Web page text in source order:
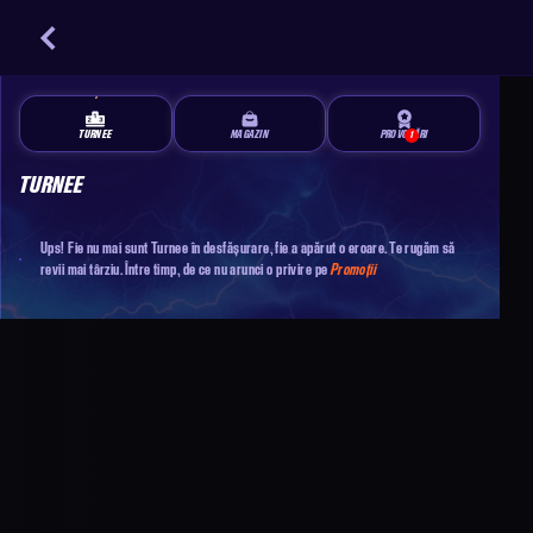
TURNEE MAGAZIN 1
PROVOCĂRI
TURNEE
Ups! Fie nu mai sunt Turnee în desfășurare, fie a apărut o eroare. Te rugăm să
revii mai târziu. Între timp, de ce nu arunci o privire pePromoții